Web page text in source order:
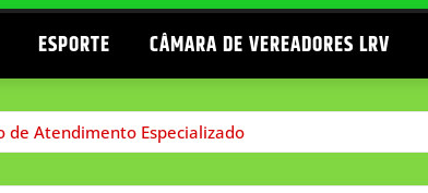
ESPORTE CÂMARA DE VEREADORES LRV
de Atendimento Especializado